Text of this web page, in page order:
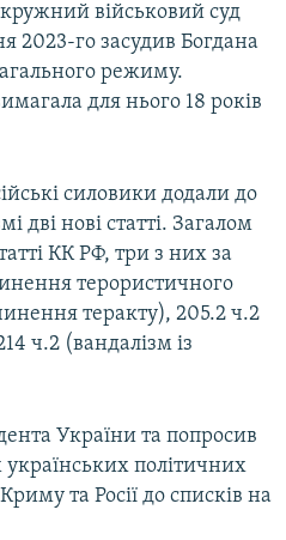
військовий суд
2023-го засудив Богдана
режиму.
для нього 18 років
силовики додали до
дві нові статті. Загалом
КК РФ, три з них за
терористичного
теракту), 205.2 ч.2
ч.2 (вандалізм із
України та попросив
політичних
та Росії до списків на